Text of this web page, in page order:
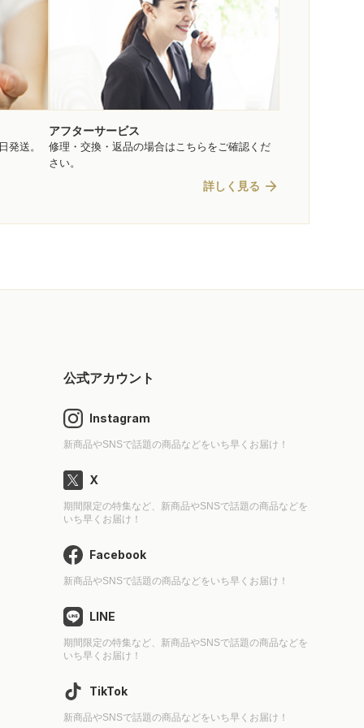
発送。
アフターサービス
修理・交換・返品の場合はこちらをご確認くだ
さい。
詳しく見る arrow_forward
公式アカウント
Instagram
新商品やSNSで話題の商品などをいち早くお届け！
X
期間限定の特集など、新商品やSNSで話題の商品などを
いち早くお届け！
Facebook
新商品やSNSで話題の商品などをいち早くお届け！
LINE
期間限定の特集など、新商品やSNSで話題の商品などを
いち早くお届け！
TikTok
新商品やSNSで話題の商品などをいち早くお届け！